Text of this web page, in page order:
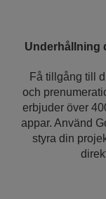
Underhållning
Få tillgång till
och
erbjuder över
appar. Använd
styra din